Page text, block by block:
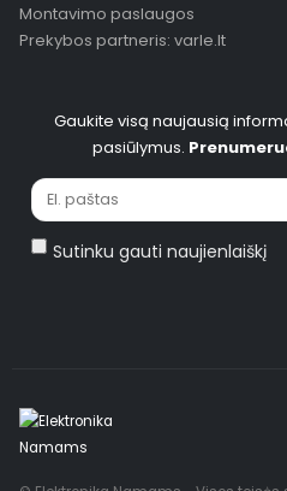
Montavimo paslaugos
Prekybos partneris: varle.lt
Gaukite visą naujausią
pasiūlymus.
Sutinku gauti naujienlaiškį